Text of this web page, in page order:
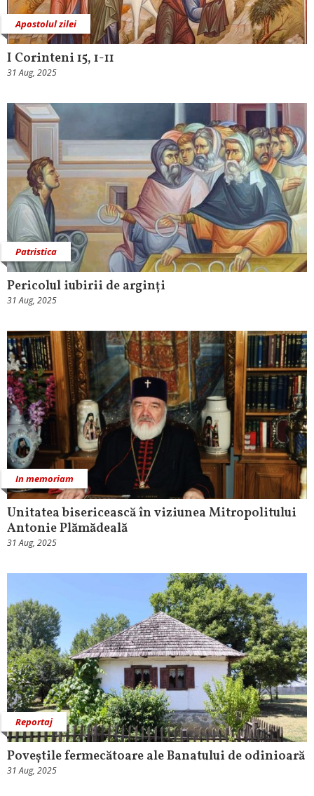
Apostolul zilei
I Corinteni 15, 1-11
31 Aug, 2025
Patristica
Pericolul iubirii de arginți
31 Aug, 2025
In memoriam
Unitatea bisericească în viziunea Mitropolitului
Antonie Plămădeală
31 Aug, 2025
Reportaj
Poveștile fermecătoare ale Banatului de odinioară
31 Aug, 2025